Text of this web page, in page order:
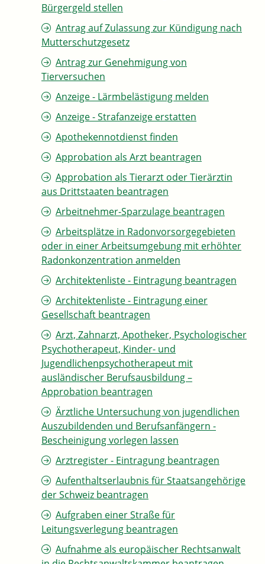
Bürgergeld stellen
Antrag auf Zulassung zur Kündigung nach
Mutterschutzgesetz
Antrag zur Genehmigung von
Tierversuchen
Anzeige - Lärmbelästigung melden
Anzeige - Strafanzeige erstatten
Apothekennotdienst finden
Approbation als Arzt beantragen
Approbation als Tierarzt oder Tierärztin
aus Drittstaaten beantragen
Arbeitnehmer-Sparzulage beantragen
Arbeitsplätze in Radonvorsorgegebieten
oder in einer Arbeitsumgebung mit erhöhter
Radonkonzentration anmelden
Architektenliste - Eintragung beantragen
Architektenliste - Eintragung einer
Gesellschaft beantragen
Arzt, Zahnarzt, Apotheker, Psychologischer
Psychotherapeut, Kinder- und
Jugendlichenpsychotherapeut mit
ausländischer Berufsausbildung –
Approbation beantragen
Ärztliche Untersuchung von jugendlichen
Auszubildenden und Berufsanfängern -
Bescheinigung vorlegen lassen
Arztregister - Eintragung beantragen
Aufenthaltserlaubnis für Staatsangehörige
der Schweiz beantragen
Aufgraben einer Straße für
Leitungsverlegung beantragen
Aufnahme als europäischer Rechtsanwalt